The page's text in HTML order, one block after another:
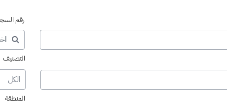
رقم
التصنيف
الكل
المنطقة